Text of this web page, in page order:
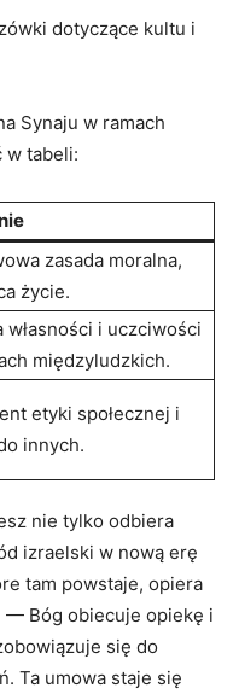
dotyczące kultu i
Synaju w ramach
w tabeli:
zasada ‌moralna,
życie.
własności i ​uczciwości
międzyludzkich.
etyki społecznej i
innych.
nie tylko odbiera
izraelski w ⁢nową erę
tam powstaje, opiera
— Bóg obiecuje opiekę i
się do
Ta umowa staje ⁢się